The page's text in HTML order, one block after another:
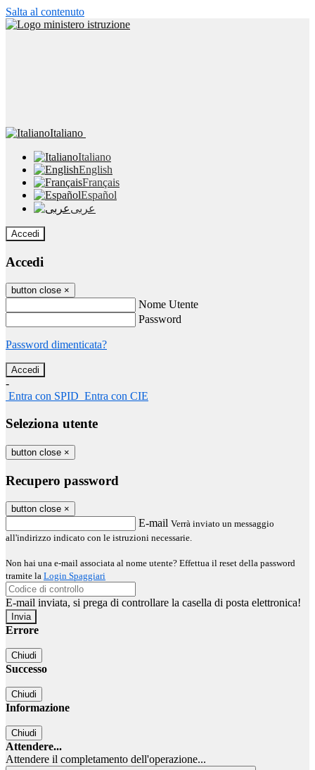
Salta al contenuto
Italiano
Italiano
English
Français
Español
عربى
Accedi
Accedi
button close ×
Nome Utente
Password
Password dimenticata?
-
Entra con SPID Entra con CIE
Seleziona utente
button close ×
Recupero password
button close ×
E-mail Verrà inviato un messaggio
all'indirizzo indicato con le istruzioni necessarie.
Non hai una e-mail associata al nome utente? Effettua il reset della password
tramite la Login Spaggiari
E-mail inviata, si prega di controllare la casella di posta elettronica!
Errore
Chiudi
Successo
Chiudi
Informazione
Chiudi
Attendere...
Attendere il completamento dell'operazione...